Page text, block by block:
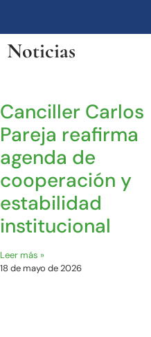
Noticias
Canciller Carlos
Pareja reafirma
agenda de
cooperación y
estabilidad
institucional
Leer más »
18 de mayo de 2026